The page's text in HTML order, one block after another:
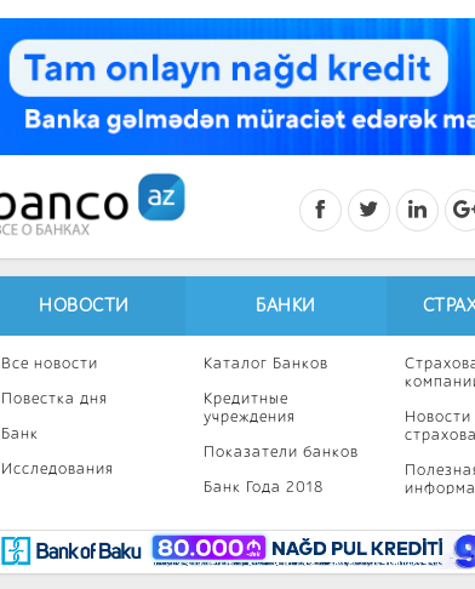
НОВОСТИ
Все новости
Повестка дня
Банк
Исследования
Инвестиции
BancoTV
БАНКИ
Каталог Банков
Кредитные
учреждения
Показатели банков
Банк Года 2018
Новости